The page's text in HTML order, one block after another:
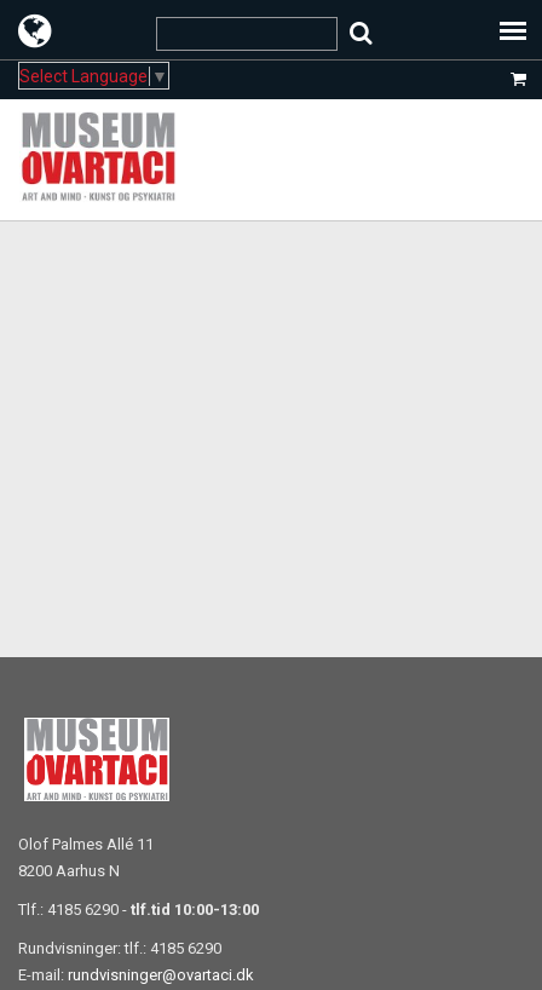
Select Language ▼
Olof Palmes Allé 11
8200 Aarhus N
Tlf.: 4185 6290 - tlf.tid 10:00-13:00
Rundvisninger: tlf.: 4185 6290
E-mail: rundvisninger@ovartaci.dk